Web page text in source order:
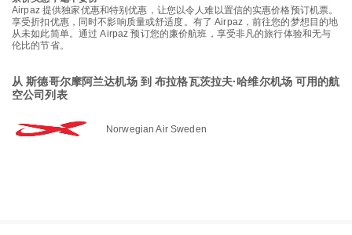
Airpaz 提供独家优惠和特别优惠，让您以令人难以置信的实惠价格预订机票。
享受折扣优惠，同时不影响质量或舒适度。有了 Airpaz，前往您的梦想目的地
从未如此简单。通过 Airpaz 预订您的廉价航班，享受非凡的旅行体验和无与
伦比的节省。
从 斯德哥尔摩阿兰达机场 到 布拉格瓦茨拉夫·哈维尔机场 可用的航
空公司列表
Norwegian Air Sweden